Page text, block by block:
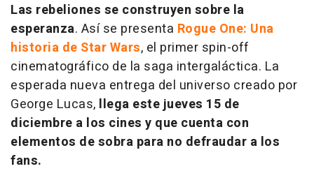
Las rebeliones se construyen sobre la
esperanza. Así se presenta Rogue One: Una
historia de Star Wars, el primer spin-off
cinematográfico de la saga intergaláctica. La
esperada nueva entrega del universo creado por
George Lucas, llega este jueves 15 de
diciembre a los cines y que cuenta con
elementos de sobra para no defraudar a los
fans.